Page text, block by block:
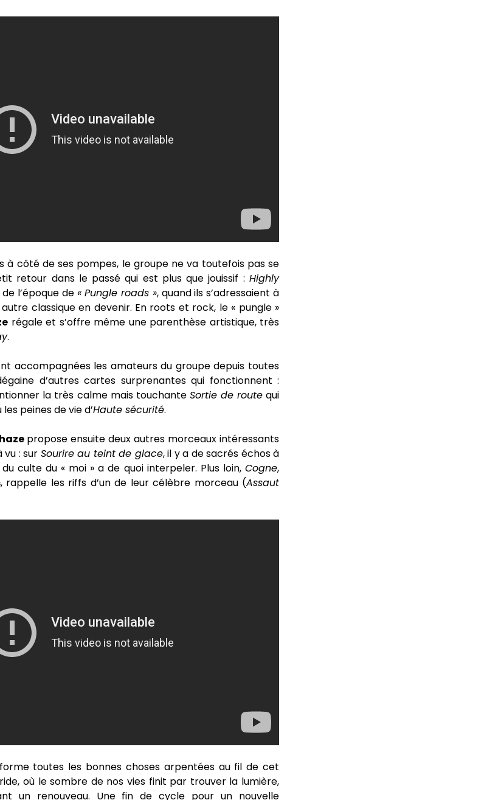
à côté de ses pompes, le groupe ne va toutefois pas se
retour dans le passé qui est plus que jouissif : Highly
l’époque de « Pungle roads », quand ils s’adressaient à
classique en devenir. En roots et rock, le « pungle »
régale et s’offre même une parenthèse artistique, très
.
accompagnées les amateurs du groupe depuis toutes
d’autres cartes surprenantes qui fonctionnent :
la très calme mais touchante Sortie de routequi
peines de vie d’Haute sécurité.
propose ensuite deux autres morceaux intéressants
vu : sur Sourire au teint de glace, il y a de sacrés échos à
culte du « moi » a de quoi interpeler. Plus loin, Cogne,
, rappelle les riffs d’un de leur célèbre morceau (Assaut
toutes les bonnes choses arpentées au fil de cet
où le sombre de nos vies finit par trouver la lumière,
un renouveau. Une fin de cycle pour un nouvelle